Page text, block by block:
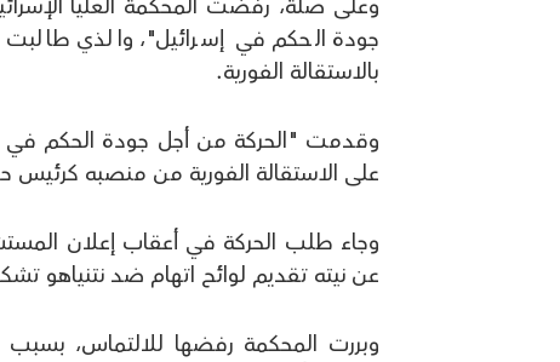
جودة الحكم في إسرائيل"، والذي طالبت
بالاستقالة الفورية.
وقدمت "الحركة من أجل جودة الحكم في
على الاستقالة الفورية من منصبه كرئيس
وجاء طلب الحركة في أعقاب إعلان
عن نيته تقديم لوائح اتهام ضد نتنياهو
وبررت المحكمة رفضها للالتماس، بسبب